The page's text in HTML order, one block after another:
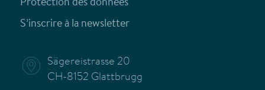
Protection des données
S’inscrire à la newsletter
Sägereistrasse 20
CH-8152 Glattbrugg